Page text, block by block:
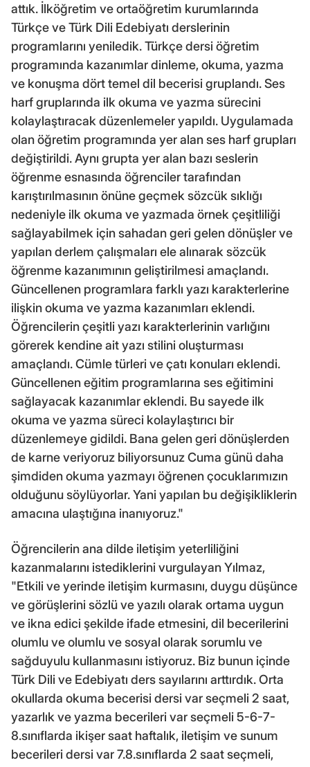
attık. İlköğretim ve ortaöğretim kurumlarında
Türkçe ve Türk Dili Edebiyatı derslerinin
programlarını yeniledik. Türkçe dersi öğretim
programında kazanımlar dinleme, okuma, yazma
ve konuşma dört temel dil becerisi gruplandı. Ses
harf gruplarında ilk okuma ve yazma sürecini
kolaylaştıracak düzenlemeler yapıldı. Uygulamada
olan öğretim programında yer alan ses harf grupları
değiştirildi. Aynı grupta yer alan bazı seslerin
öğrenme esnasında öğrenciler tarafından
karıştırılmasının önüne geçmek sözcük sıklığı
nedeniyle ilk okuma ve yazmada örnek çeşitliliği
sağlayabilmek için sahadan geri gelen dönüşler ve
yapılan derlem çalışmaları ele alınarak sözcük
öğrenme kazanımının geliştirilmesi amaçlandı.
Güncellenen programlara farklı yazı karakterlerine
ilişkin okuma ve yazma kazanımları eklendi.
Öğrencilerin çeşitli yazı karakterlerinin varlığını
görerek kendine ait yazı stilini oluşturması
amaçlandı. Cümle türleri ve çatı konuları eklendi.
Güncellenen eğitim programlarına ses eğitimini
sağlayacak kazanımlar eklendi. Bu sayede ilk
okuma ve yazma süreci kolaylaştırıcı bir
düzenlemeye gidildi. Bana gelen geri dönüşlerden
de karne veriyoruz biliyorsunuz Cuma günü daha
şimdiden okuma yazmayı öğrenen çocuklarımızın
olduğunu söylüyorlar. Yani yapılan bu değişikliklerin
amacına ulaştığına inanıyoruz."
Öğrencilerin ana dilde iletişim yeterliliğini
kazanmalarını istediklerini vurgulayan Yılmaz,
"Etkili ve yerinde iletişim kurmasını, duygu düşünce
ve görüşlerini sözlü ve yazılı olarak ortama uygun
ve ikna edici şekilde ifade etmesini, dil becerilerini
olumlu ve olumlu ve sosyal olarak sorumlu ve
sağduyulu kullanmasını istiyoruz. Biz bunun içinde
Türk Dili ve Edebiyatı ders sayılarını arttırdık. Orta
okullarda okuma becerisi dersi var seçmeli 2 saat,
yazarlık ve yazma becerileri var seçmeli 5-6-7-
8.sınıflarda ikişer saat haftalık, iletişim ve sunum
becerileri dersi var 7.8.sınıflarda 2 saat seçmeli,